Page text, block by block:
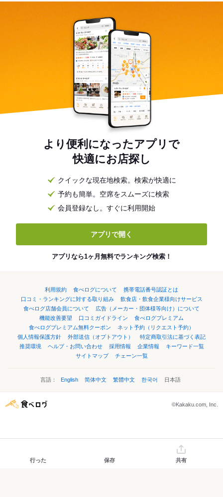
より便利になったアプリで
快適にお店探し
クイックな現在地検索。検索が快適に
予約も簡単。空席をスムーズに検索
会員登録なし。すぐに利用開始
アプリで開く
アプリなら1ヶ月無料でランキング検索！
利用規約 食べログについて
携帯電話番号認証とは
口コミ・ランキングに対する取り組み
飲食店・飲食企業様向けサービス
食べログ店舗会員について
広告（メーカー・団体様等向け）について
機能改善要望
口コミガイドライン
食べログプレミアム
食べログプレミアム無料クーポン
ネット予約（リクエスト予約）
個人情報保護方針
外部送信（オプトアウト）
特定商取引法に基づく表記
推奨環境
ヘルプ・お問い合わせ 採用情報 企業情報
キーワード一覧
サイトマップ
チェーン一覧
言語： English 简体中文 繁體中文 한국어 日本語
©Kakaku.com, Inc.
行った 保存 共有